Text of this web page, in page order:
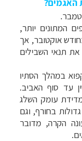
המתונים יותר,
אוקטובר, אך
תנאי השבילים
במהלך הסתיו
עד סוף האביב.
עומק השלג
בחורף, וגם
הקרה, מדובר